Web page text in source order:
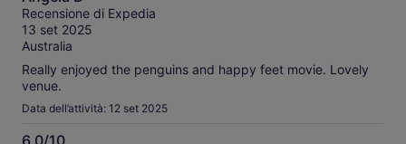
su
10
Recensione di Expedia
13 set 2025
Australia
Really enjoyed the penguins and happy feet movie. Lovely
venue.
Data dell’attività: 12 set 2025